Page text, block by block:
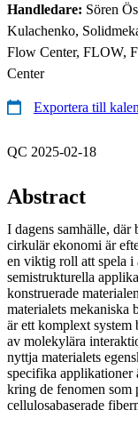
Handledare: Sören
Kulachenko,
Flow Center, FLOW,
Center
Exportera till
QC 2025-02-18
Abstract
I dagens samhälle, där
cirkulär ekonomi är
en viktig roll att spela i
semistrukturella
konstruerade
materialets mekaniska
är ett komplext system
av molekylära
nyttja materialets
specifika applikationer
kring de fenomen som
cellulosabaserade